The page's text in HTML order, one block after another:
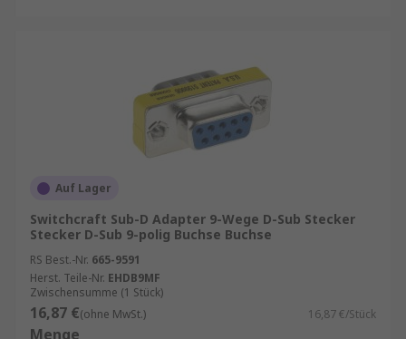
Auf Lager
Switchcraft Sub-D Adapter 9-Wege D-Sub Stecker
Stecker D-Sub 9-polig Buchse Buchse
RS Best.-Nr. 665-9591
Herst. Teile-Nr. EHDB9MF
Zwischensumme (1 Stück)
16,87 €(ohne MwSt.) 16,87 €/Stück
Menge